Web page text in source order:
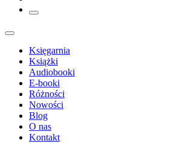
Księgarnia
Książki
Audiobooki
E-booki
Różności
Nowości
Blog
O nas
Kontakt